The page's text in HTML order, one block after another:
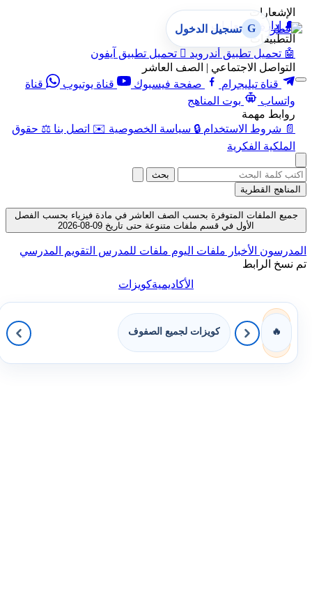
الإشعارات
🔔 إدارة الإشعارات
التطبيقات
🤖 تحميل تطبيق أندرويد  تحميل تطبيق آيفون
التواصل الاجتماعي | الصف العاشر
قناة تيليجرام
صفحة فيسبوك قناة يوتيوب
قناة
واتساب
بوت المناهج
روابط مهمة
📄 شروط الاستخدام 🔒 سياسة الخصوصية ✉️ اتصل بنا ⚖️ حقوق
الملكية الفكرية
G تسجيل الدخول
بحث
المناهج القطرية
جميع الملفات المتوفرة بحسب الصف العاشر في مادة فيزياء بحسب الفصل
الأول في قسم ملفات متنوعة حتى تاريخ 09-08-2026
المدرسون الأخبار ملفات اليوم ملفات للمدرس التقويم المدرسي
تم نسخ الرابط
الأكاديميةكويزات
🔥 كويزات لجميع الصفوف